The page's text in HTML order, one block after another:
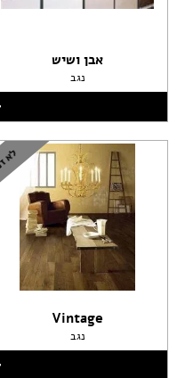
אבן ושיש
נגב
Vintage
נגב